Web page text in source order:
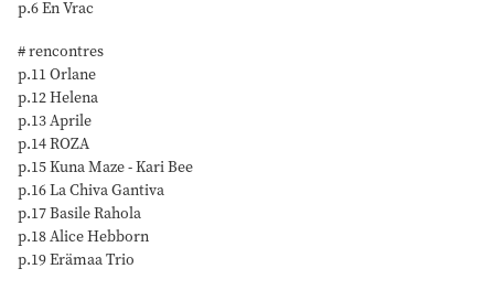
p.6 En Vrac
# rencontres
p.11 Orlane
p.12 Helena
p.13 Aprile
p.14 ROZA
p.15 Kuna Maze - Kari Bee
p.16 La Chiva Gantiva
p.17 Basile Rahola
p.18 Alice Hebborn
p.19 Erämaa Trio